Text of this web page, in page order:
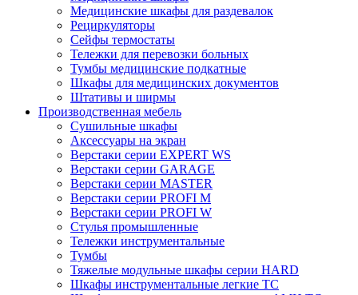
Медицинские шкафы для раздевалок
Рециркуляторы
Сейфы термостаты
Тележки для перевозки больных
Тумбы медицинские подкатные
Шкафы для медицинских документов
Штативы и ширмы
Производственная мебель
Cушильные шкафы
Аксессуары на экран
Верстаки серии EXPERT WS
Верстаки серии GARAGE
Верстаки серии MASTER
Верстаки серии PROFI M
Верстаки серии PROFI W
Стулья промышленные
Тележки инструментальные
Тумбы
Тяжелые модульные шкафы серии HARD
Шкафы инструментальные легкие ТС